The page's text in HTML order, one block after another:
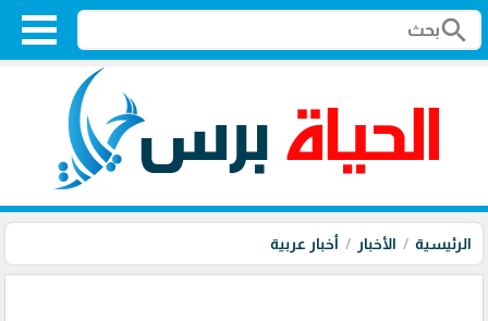
search
الرئيسية الأخبار أخبار عربية